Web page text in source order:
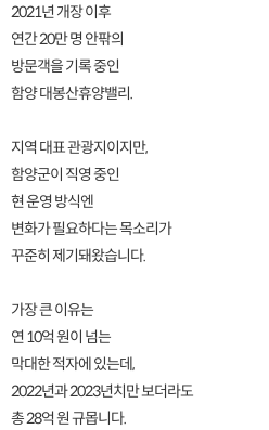
2021년 개장 이후
연간 20만 명 안팎의
방문객을 기록 중인
함양 대봉산휴양밸리.
지역 대표 관광지이지만,
함양군이 직영 중인
현 운영 방식엔
변화가 필요하다는 목소리가
꾸준히 제기돼왔습니다.
가장 큰 이유는
연 10억 원이 넘는
막대한 적자에 있는데,
2022년과 2023년치만 보더라도
총 28억 원 규몹니다.